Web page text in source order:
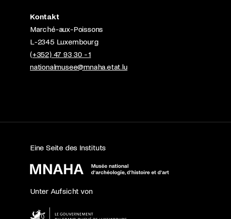
Kontakt
Marché-aux-Poissons
L-2345 Luxembourg
(+352) 47 93 30 - 1
nationalmusee@mnaha.etat.lu
Eine Seite des Instituts
Unter Aufsicht von